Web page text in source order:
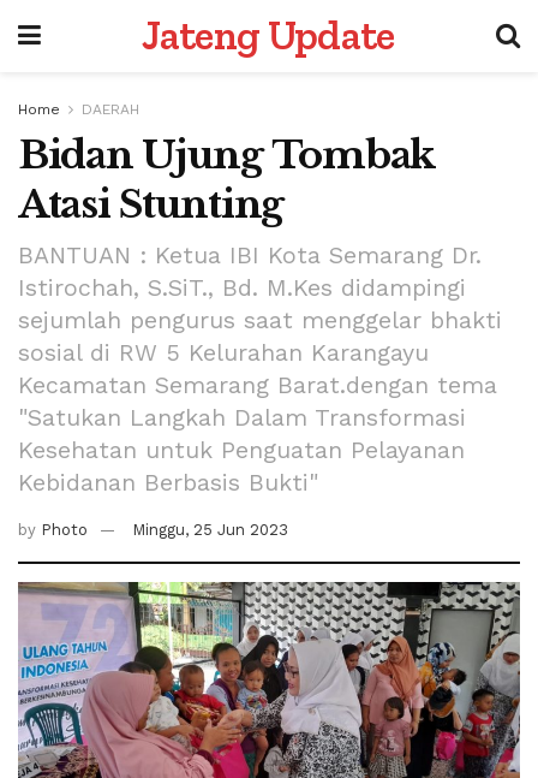
Jateng Update
Home DAERAH
Bidan Ujung Tombak
Atasi Stunting
BANTUAN : Ketua IBI Kota Semarang Dr.
Istirochah, S.SiT., Bd. M.Kes didampingi
sejumlah pengurus saat menggelar bhakti
sosial di RW 5 Kelurahan Karangayu
Kecamatan Semarang Barat.dengan tema
"Satukan Langkah Dalam Transformasi
Kesehatan untuk Penguatan Pelayanan
Kebidanan Berbasis Bukti"
by Photo Minggu, 25 Jun 2023